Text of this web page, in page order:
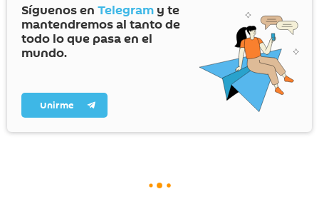
Síguenos en Telegram y te
mantendremos al tanto de
todo lo que pasa en el
mundo.
Unirme